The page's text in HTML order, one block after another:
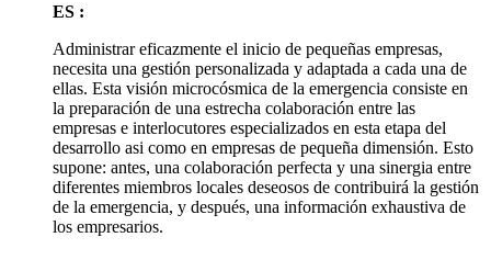
ES :
Administrar eficazmente el inicio de pequeñas empresas,
necesita una gestión personalizada y adaptada a cada una de
ellas. Esta visión microcósmica de la emergencia consiste en
la preparación de una estrecha colaboración entre las
empresas e interlocutores especializados en esta etapa del
desarrollo asi como en empresas de pequeña dimensión. Esto
supone: antes, una colaboración perfecta y una sinergia entre
diferentes miembros locales deseosos de contribuirá la gestión
de la emergencia, y después, una información exhaustiva de
los empresarios.